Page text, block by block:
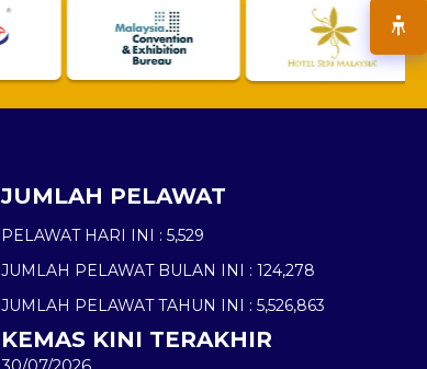
JUMLAH PELAWAT
PELAWAT HARI INI : 5,529
JUMLAH PELAWAT BULAN INI : 124,278
JUMLAH PELAWAT TAHUN INI : 5,526,863
KEMAS KINI TERAKHIR